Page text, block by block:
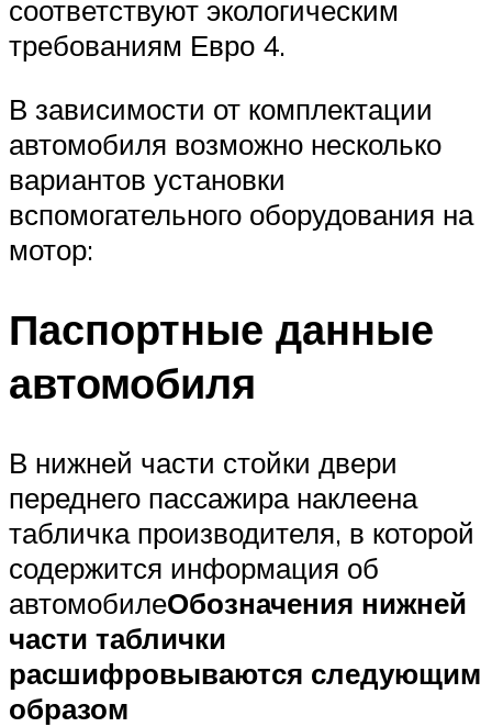
соответствуют экологическим
требованиям Евро 4.
В зависимости от комплектации
автомобиля возможно несколько
вариантов установки
вспомогательного оборудования на
мотор:
Паспортные данные
автомобиля
В нижней части стойки двери
переднего пассажира наклеена
табличка производителя, в которой
содержится информация об
автомобилеОбозначения нижней
части таблички
расшифровываются следующим
образом